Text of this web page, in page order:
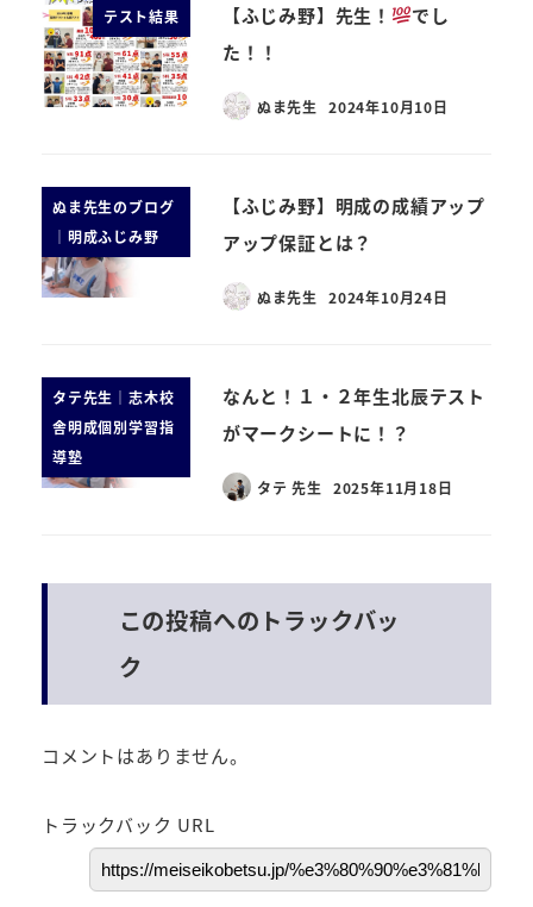
テスト結果 【ふじみ野】先生！
でし
た！！
ぬま先生 2024年10月10日
ぬま先生のブログ
｜明成ふじみ野
【ふじみ野】明成の成績アップ
アップ保証とは？
ぬま先生 2024年10月24日
タテ先生｜志木校
舎明成個別学習指
導塾
なんと！１・２年生北辰テスト
がマークシートに！？
タテ 先生 2025年11月18日
この投稿へのトラックバッ
ク
コメントはありません。
トラックバック URL